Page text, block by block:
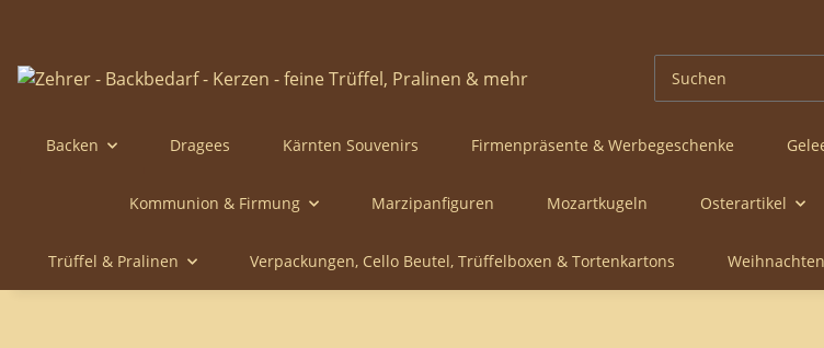
Backen Dragees Kärnten Souvenirs Firmenpräsente & Werbegeschenke
Kommunion & Firmung Marzipanfiguren Mozartkugeln Osterartikel
Trüffel & Pralinen Verpackungen, Cello Beutel, Trüffelboxen & Tortenkartons